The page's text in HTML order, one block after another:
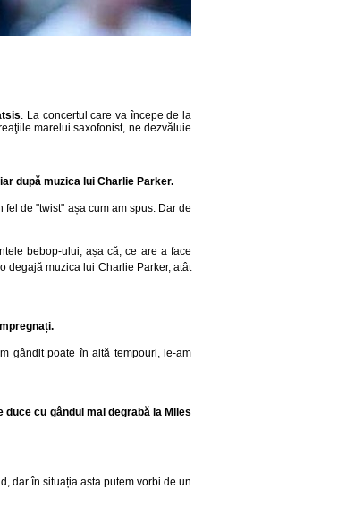
. La concertul care va începe de la
marelui saxofonist, ne dezvăluie
după muzica lui Charlie Parker.
de "twist" așa cum am spus. Dar de
bebop-ului, așa că, ce are a face
degajă muzica lui Charlie Parker, atât
gândit poate în altă tempouri, le-am
cu gândul mai degrabă la Miles
dar în situația asta putem vorbi de un